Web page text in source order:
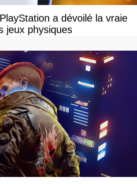
a dévoilé la vraie
jeux physiques